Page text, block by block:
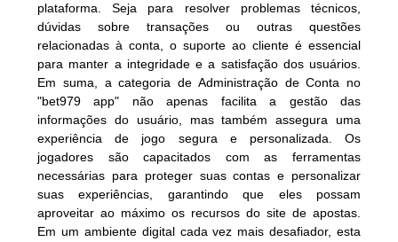
plataforma. Seja para resolver problemas técnicos,
dúvidas sobre transações ou outras questões
relacionadas à conta, o suporte ao cliente é essencial
para manter a integridade e a satisfação dos usuários.
Em suma, a categoria de Administração de Conta no
"bet979 app" não apenas facilita a gestão das
informações do usuário, mas também assegura uma
experiência de jogo segura e personalizada. Os
jogadores são capacitados com as ferramentas
necessárias para proteger suas contas e personalizar
suas experiências, garantindo que eles possam
aproveitar ao máximo os recursos do site de apostas.
Em um ambiente digital cada vez mais desafiador, esta